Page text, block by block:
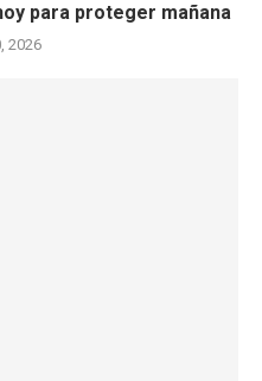
para proteger mañana
2026